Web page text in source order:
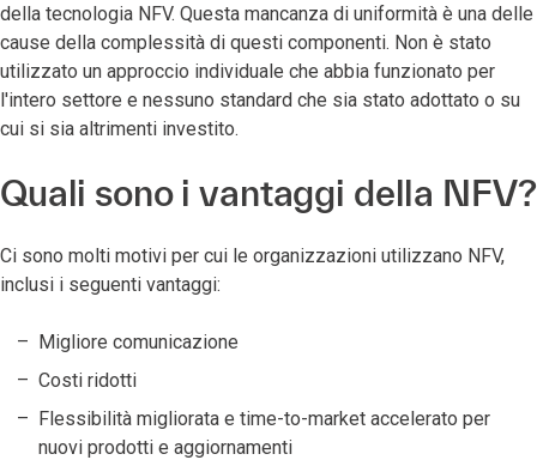
della tecnologia NFV. Questa mancanza di uniformità è una delle
cause della complessità di questi componenti. Non è stato
utilizzato un approccio individuale che abbia funzionato per
l'intero settore e nessuno standard che sia stato adottato o su
cui si sia altrimenti investito.
Quali sono i vantaggi della NFV?
Ci sono molti motivi per cui le organizzazioni utilizzano NFV,
inclusi i seguenti vantaggi:
Migliore comunicazione
Costi ridotti
Flessibilità migliorata e time-to-market accelerato per
nuovi prodotti e aggiornamenti